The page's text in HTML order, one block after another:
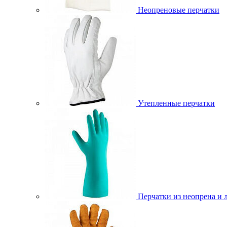
Неопреновые перчатки
Утепленные перчатки
Перчатки из неопрена и